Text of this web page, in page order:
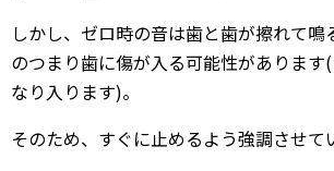
しかし、ゼロ時の音は歯と歯が擦れて鳴
のつまり歯に傷が入る可能性があります
なり入ります)。
そのため、すぐに止めるよう強調させて